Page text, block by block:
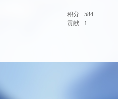
积分
584
贡献
1